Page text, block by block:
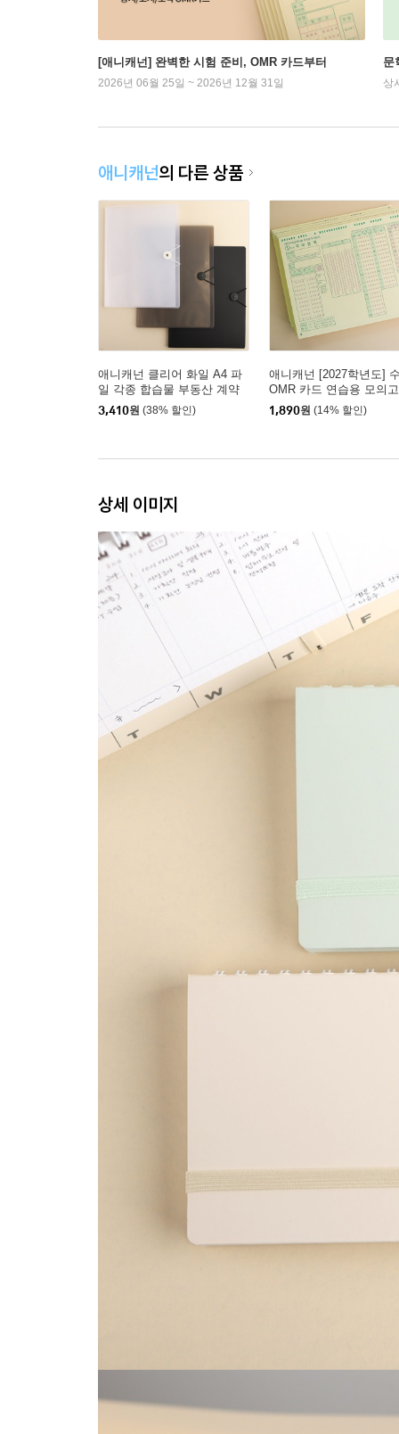
[애니캐넌] 완벽한 시험 준비, OMR 카드부터
2026년 06월 25일 ~ 2026년 12월 31일
문
상
애니캐넌의 다른 상품
애니캐넌 클리어 화일 A4 파
일 각종 합습물 부동산 계약
서 상장 서류 보관
3,410원 (38% 할인)
애니캐넌 [2027학년도]
OMR 카드 연습용 모의
답안지 모의평가
1,890원 (14% 할인)
상세 이미지